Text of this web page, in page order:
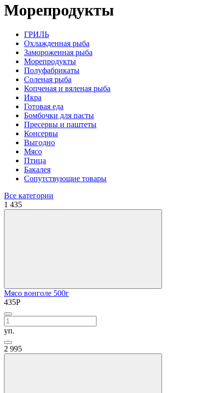
Морепродукты
ГРИЛЬ
Охлажденная рыба
Замороженная рыба
Морепродукты
Полуфабрикаты
Соленая рыба
Копченая и вяленая рыба
Икра
Готовая еда
Бомбочки для пасты
Пресервы и паштеты
Консервы
Выгодно
Мясо
Птица
Бакалея
Сопутствующие товары
Все категории
1 435
Мясо вонголе 500г
435Р
уп.
2 995